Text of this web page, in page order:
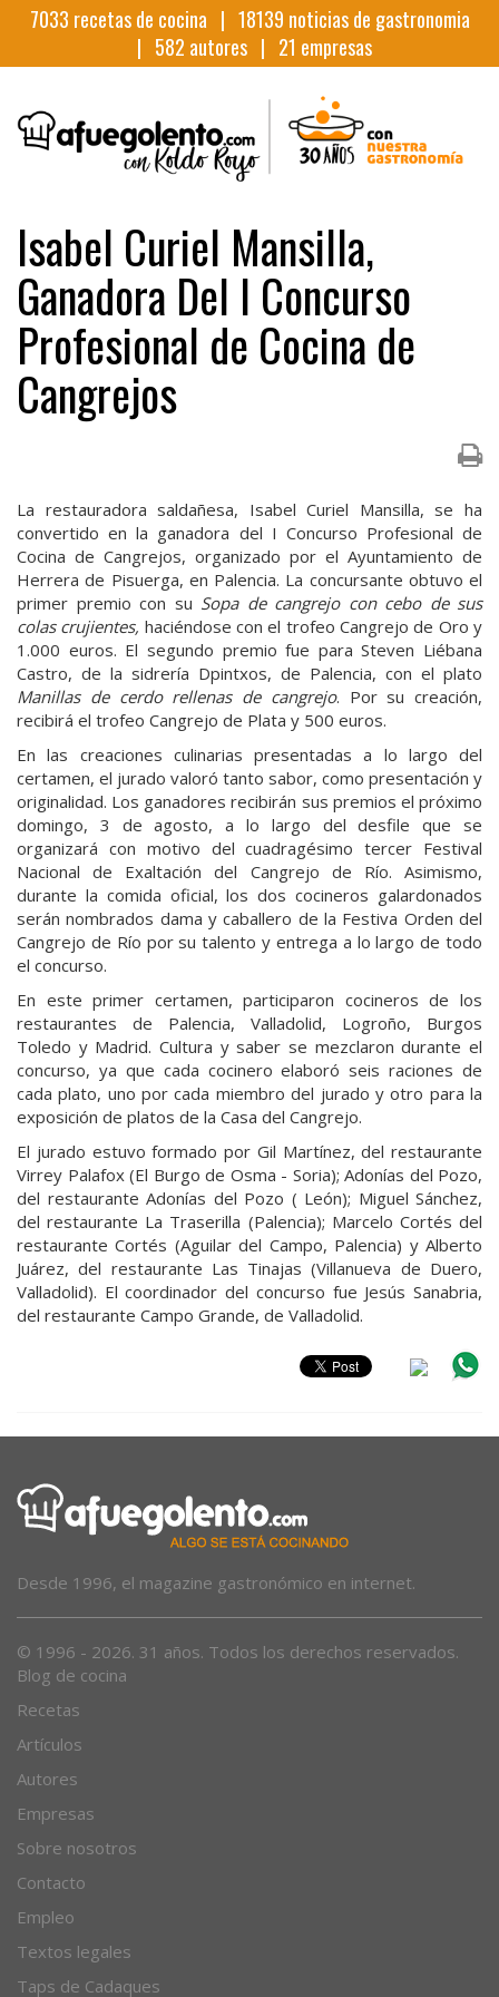
7033 recetas de cocina | 18139 noticias de gastronomia
| 582 autores | 21 empresas
Isabel Curiel Mansilla,
Ganadora Del I Concurso
Profesional de Cocina de
Cangrejos
La restauradora saldañesa, Isabel Curiel Mansilla, se ha
convertido en la ganadora del I Concurso Profesional de
Cocina de Cangrejos, organizado por el Ayuntamiento de
Herrera de Pisuerga, en Palencia. La concursante obtuvo el
primer premio con su Sopa de cangrejo con cebo de sus
colas crujientes, haciéndose con el trofeo Cangrejo de Oro y
1.000 euros. El segundo premio fue para Steven Liébana
Castro, de la sidrería Dpintxos, de Palencia, con el plato
Manillas de cerdo rellenas de cangrejo. Por su creación,
recibirá el trofeo Cangrejo de Plata y 500 euros.
En las creaciones culinarias presentadas a lo largo del
certamen, el jurado valoró tanto sabor, como presentación y
originalidad. Los ganadores recibirán sus premios el próximo
domingo, 3 de agosto, a lo largo del desfile que se
organizará con motivo del cuadragésimo tercer Festival
Nacional de Exaltación del Cangrejo de Río. Asimismo,
durante la comida oficial, los dos cocineros galardonados
serán nombrados dama y caballero de la Festiva Orden del
Cangrejo de Río por su talento y entrega a lo largo de todo
el concurso.
En este primer certamen, participaron cocineros de los
restaurantes de Palencia, Valladolid, Logroño, Burgos
Toledo y Madrid. Cultura y saber se mezclaron durante el
concurso, ya que cada cocinero elaboró seis raciones de
cada plato, uno por cada miembro del jurado y otro para la
exposición de platos de la Casa del Cangrejo.
El jurado estuvo formado por Gil Martínez, del restaurante
Virrey Palafox (El Burgo de Osma - Soria); Adonías del Pozo,
del restaurante Adonías del Pozo ( León); Miguel Sánchez,
del restaurante La Traserilla (Palencia); Marcelo Cortés del
restaurante Cortés (Aguilar del Campo, Palencia) y Alberto
Juárez, del restaurante Las Tinajas (Villanueva de Duero,
Valladolid). El coordinador del concurso fue Jesús Sanabria,
del restaurante Campo Grande, de Valladolid.
Desde 1996, el magazine gastronómico en internet.
© 1996 - 2026. 31 años. Todos los derechos reservados.
Blog de cocina
Recetas
Artículos
Autores
Empresas
Sobre nosotros
Contacto
Empleo
Textos legales
Taps de Cadaques